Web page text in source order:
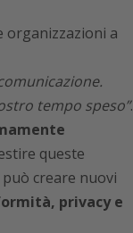
organizzazioni a
tempo speso”.
queste
creare nuovi
privacy e